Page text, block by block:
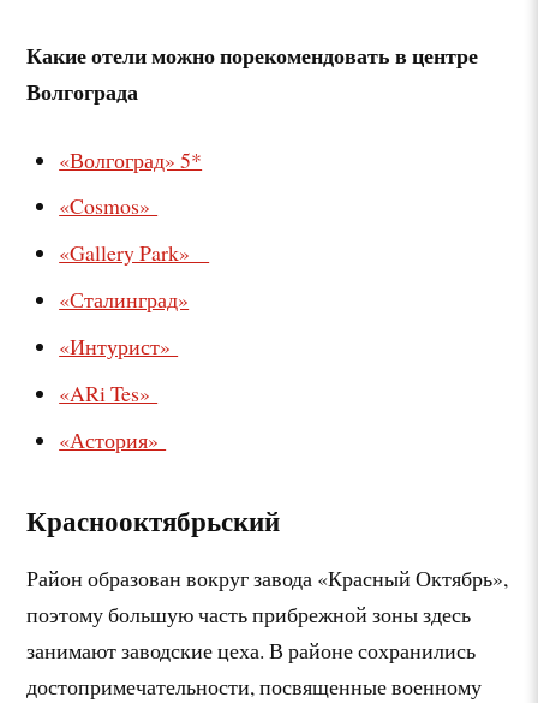
Какие отели можно порекомендовать в центре
Волгограда
«Волгоград» 5*
«Cosmos»
«Gallery Park»
«Сталинград»
«Интурист»
«ARi Tes»
«Астория»
Краснооктябрьский
Район образован вокруг завода «Красный Октябрь»,
поэтому большую часть прибрежной зоны здесь
занимают заводские цеха. В районе сохранились
достопримечательности, посвященные военному